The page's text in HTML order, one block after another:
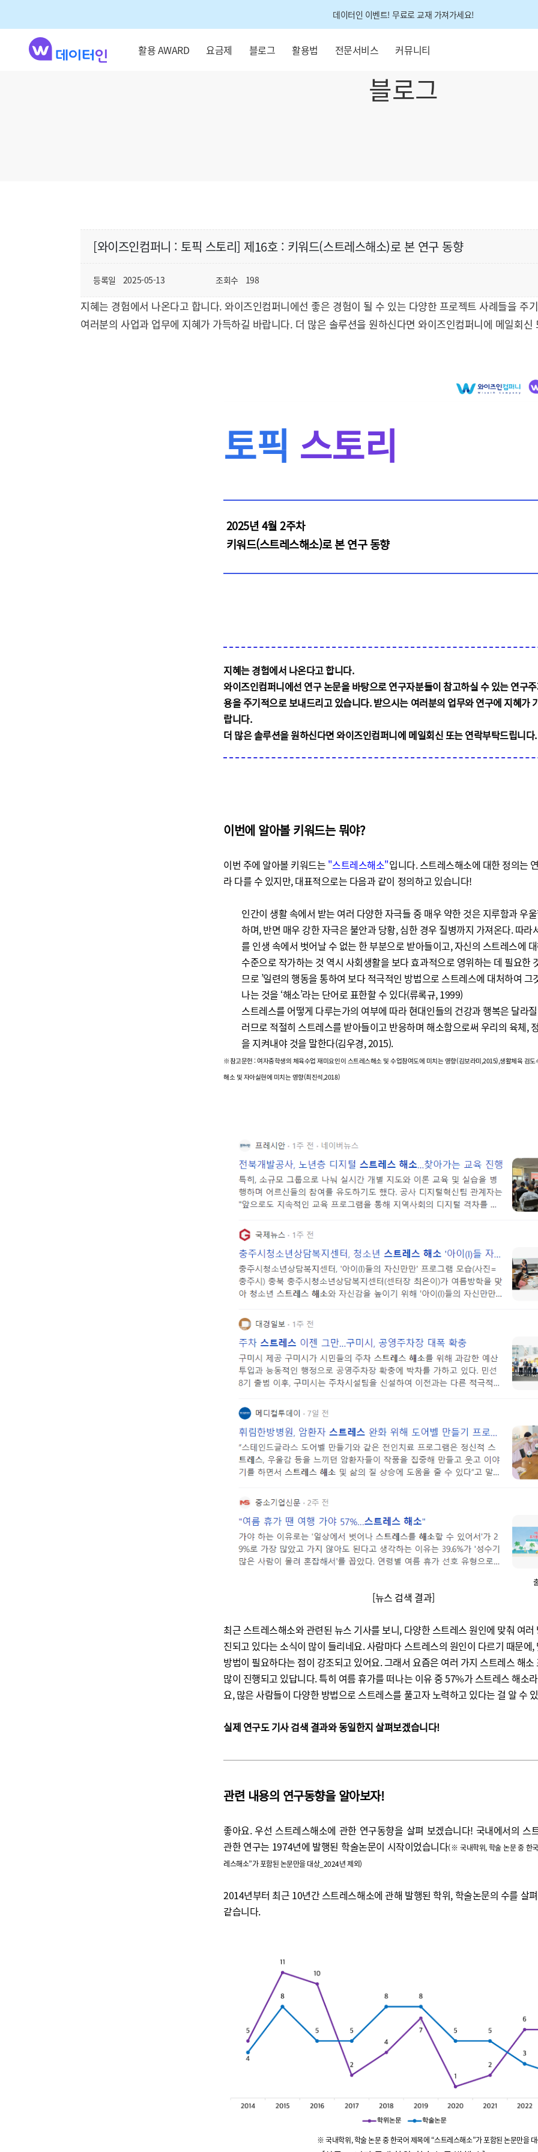
데이터인 이벤트! 무료로 교재 가져가세요!
활용 AWARD 요금제 블로그 활용법 전문서비스 커뮤니티
블로그
[와이즈인컴퍼니 : 토픽 스토리] 제16호 : 키워드(스트레스해소)로 본 연구 동향
등록일 2025-05-13 조회수 198
지혜는 경험에서 나온다고 합니다. 와이즈인컴퍼니에선 좋은 경험이 될 수 있는 다양한 프로젝트 사례들을 주
여러분의 사업과 업무에 지혜가 가득하길 바랍니다. 더 많은 솔루션을 원하신다면 와이즈인컴퍼니에 메일회신
토픽 스토리
2025년 4월 2주차
키워드(스트레스해소)로 본 연구 동향
지혜는 경험에서 나온다고 합니다.
와이즈인컴퍼니에선 연구 논문을 바탕으로 연구자분들이 참고하실 수 있는 연구
용을 주기적으로 보내드리고 있습니다.받으시는 여러분의 업무와 연구에 지혜가
랍니다.
더 많은 솔루션을 원하신다면 와이즈인컴퍼니에 메일회신 또는 연락부탁드립니다.
이번에 알아볼 키워드는 뭐야?
이번 주에 알아볼 키워드는 "스트레스해소"입니다.스트레스해소에 대한 정의는
라 다를 수 있지만,대표적으로는 다음과 같이 정의하고 있습니다!
인간이 생활 속에서 받는 여러 다양한 자극들 중 매우 약한 것은 지루함과 우
하며,반면 매우 강한 자극은 불안과 당황,심한 경우 질병까지 가져온다.따라
를 인생 속에서 벗어날 수 없는 한 부분으로 받아들이고,자신의 스트레스에
수준으로 작가하는 것 역시 사회생활을 보다 효과적으로 영위하는 데 필요한
므로 ’일련의 행동을 통하여 보다 적극적인 방법으로 스트레스에 대처하여 그
나는 것을 ‘해소’라는 단어로 표한할 수 있다(류록규, 1999)
스트레스를 어떻게 다루는가의 여부에 따라 현대인들의 건강과 행복은 달라
러므로 적절히 스트레스를 받아들이고 반응하며 해소함으로써 우리의 육체,
을 지켜내야 것을 말한다(김우경, 2015).
※참고문헌:여자중학생의 체육수업 재미요인이 스트레스해소 및 수업참여도에 미치는 영향(김보라미,2015),생활체육 검도
해소 및 자아실현에 미치는 영향(최진석,2018)
[뉴스 검색 결과]
최근 스트레스해소와 관련된 뉴스 기사를 보니, 다양한 스트레스 원인에 맞춰 여러
진되고 있다는 소식이 많이 들리네요.사람마다 스트레스의 원인이 다르기 때문에,
방법이 필요하다는 점이 강조되고 있어요.그래서 요즘은 여러 가지 스트레스 해소
많이 진행되고 있답니다.특히 여름 휴가를 떠나는 이유 중57%가 스트레스 해소
요,많은 사람들이 다양한 방법으로 스트레스를 풀고자 노력하고 있다는 걸 알 수
실제 연구도 기사 검색 결과와 동일한지 살펴보겠습니다!
관련 내용의 연구동향을 알아보자!
좋아요.우선 스트레스해소에 관한 연구동향을 살펴 보겠습니다! 국내에서의 스
관한 연구는 1974년에 발행된 학술논문이 시작이었습니다(※ 국내학위, 학술 논문 중 한
레스해소”가 포함된 논문만을 대상_2024년 제외)
2014년부터 최근 10년간 스트레스해소에 관해 발행된 학위,학술논문의 수를 살
같습니다.
※ 국내학위, 학술 논문 중 한국어 제목에 “스트레스해소”가 포함된 논문만을